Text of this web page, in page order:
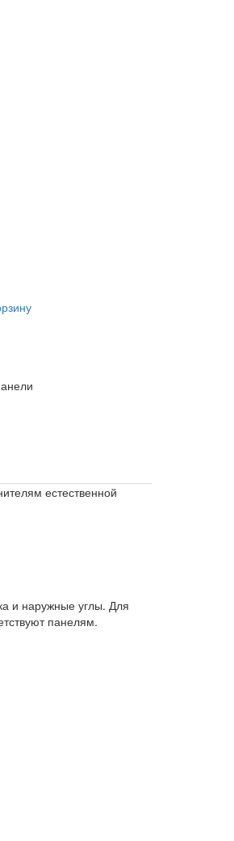
естественной
и наружные углы. Для
панелям.